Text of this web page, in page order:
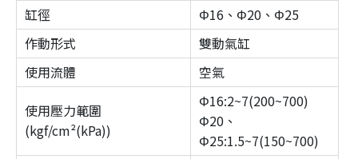
缸徑
Φ16、Φ20、Φ25
作動形式
雙動氣缸
使用流體
空氣
使用壓力範圍
(kgf/cm²(kPa))
Φ16:2~7(200~700)
Φ20、
Φ25:1.5~7(150~700)